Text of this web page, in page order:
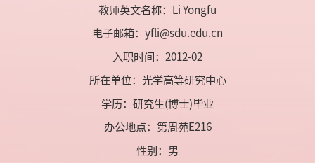
教师英文名称：Li Yongfu
电子邮箱： yfli@sdu.edu.cn
入职时间：2012-02
所在单位：光学高等研究中心
学历：研究生(博士)毕业
办公地点：第周苑E216
性别：男